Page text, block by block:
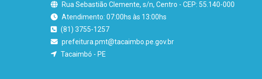
Rua Sebastião Clemente, s/n, Centro - CEP: 55.140-000
Atendimento: 07:00hs às 13:00hs
(81) 3755-1257
prefeitura.pmt@tacaimbo.pe.gov.br
Tacaimbó - PE